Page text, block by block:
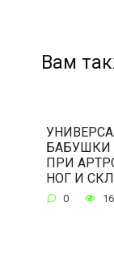
Вам
БАБУШКИ
ПРИ
НОГ И
0